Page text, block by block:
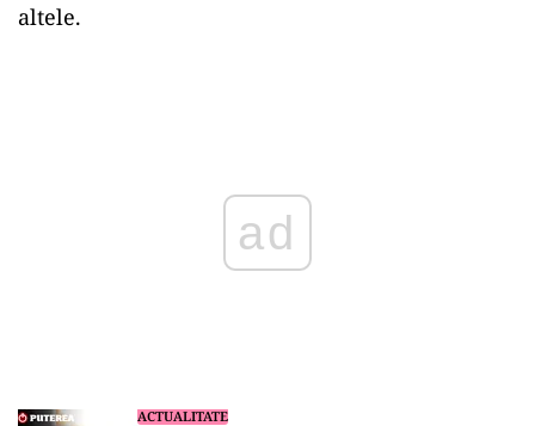
altele.
ACTUALITATE